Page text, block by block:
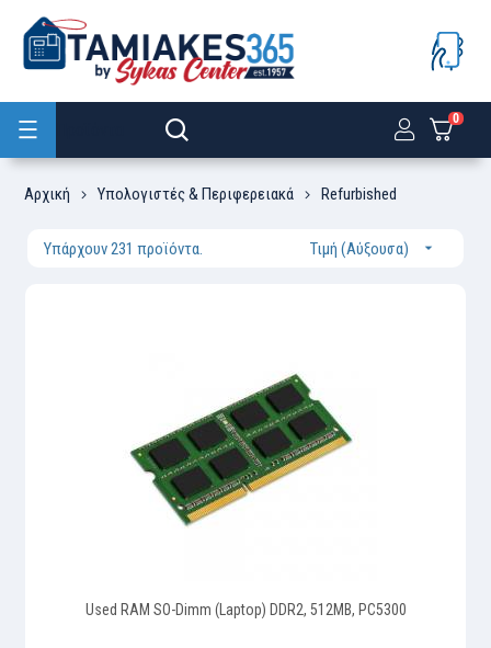
0
Αρχική Υπολογιστές & Περιφερειακά Refurbished
Υπάρχουν 231 προϊόντα. Τιμή (Αύξουσα) 
Used RAM SO-Dimm (Laptop) DDR2, 512MB, PC5300